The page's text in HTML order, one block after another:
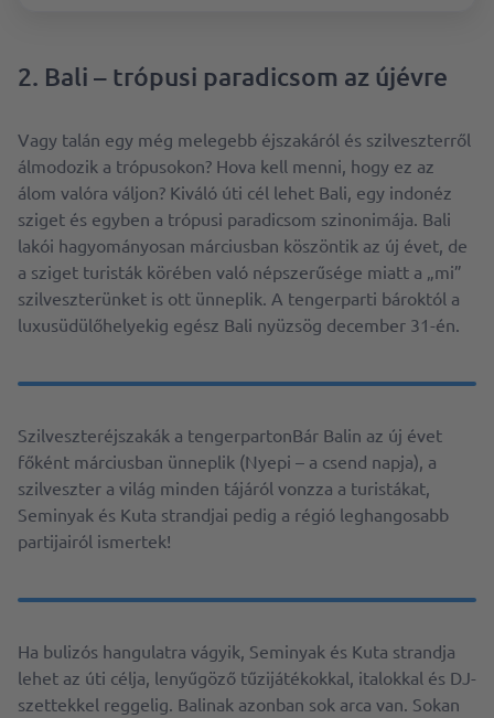
2. Bali – trópusi paradicsom az újévre
Vagy talán egy még melegebb éjszakáról és szilveszterről
álmodozik a trópusokon? Hova kell menni, hogy ez az
álom valóra váljon? Kiváló úti cél lehet Bali, egy indonéz
sziget és egyben a trópusi paradicsom szinonimája. Bali
lakói hagyományosan márciusban köszöntik az új évet, de
a sziget turisták körében való népszerűsége miatt a „mi”
szilveszterünket is ott ünneplik. A tengerparti bároktól a
luxusüdülőhelyekig egész Bali nyüzsög december 31-én.
Szilveszteréjszakák a tengerpartonBár Balin az új évet
főként márciusban ünneplik (Nyepi – a csend napja), a
szilveszter a világ minden tájáról vonzza a turistákat,
Seminyak és Kuta strandjai pedig a régió leghangosabb
partijairól ismertek!
Ha bulizós hangulatra vágyik, Seminyak és Kuta strandja
lehet az úti célja, lenyűgöző tűzijátékokkal, italokkal és DJ-
szettekkel reggelig. Balinak azonban sok arca van. Sokan